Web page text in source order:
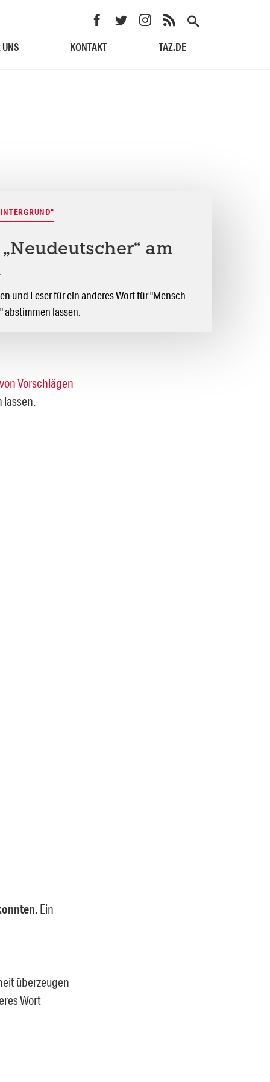
UNS KONTAKT TAZ.DE
am
und Leser für ein anderes Wort für "Mensch
lassen.
Vorschlägen
lassen.
Ein
überzeugen
Wort